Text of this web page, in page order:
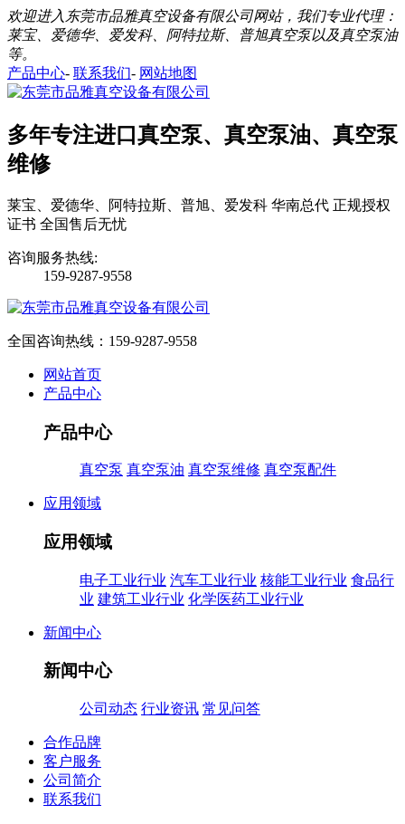
欢迎进入东莞市品雅真空设备有限公司网站，我们专业代理：
莱宝、爱德华、爱发科、阿特拉斯、普旭真空泵以及真空泵油
等。
产品中心- 联系我们- 网站地图
多年专注进口真空泵、真空泵油、真空泵
维修
莱宝、爱德华、阿特拉斯、普旭、爱发科 华南总代 正规授权
证书 全国售后无忧
咨询服务热线:
159-9287-9558
全国咨询热线： 159-9287-9558
网站首页
产品中心
产品中心
真空泵 真空泵油 真空泵维修 真空泵配件
应用领域
应用领域
电子工业行业 汽车工业行业 核能工业行业 食品行
业 建筑工业行业 化学医药工业行业
新闻中心
新闻中心
公司动态 行业资讯 常见问答
合作品牌
客户服务
公司简介
联系我们